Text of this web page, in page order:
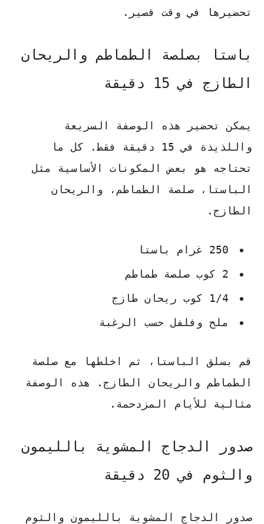
تحضيرها في وقت قصير.
باستا بصلصة الطماطم والريحان
الطازج في 15 دقيقة
يمكن تحضير هذه الوصفة السريعة
واللذيذة في 15 دقيقة فقط. كل ما
تحتاجه هو بعض المكونات الأساسية مثل
الباستا، صلصة الطماطم، والريحان
الطازج.
250 غرام باستا
2 كوب صلصة طماطم
1/4 كوب ريحان طازج
ملح وفلفل حسب الرغبة
قم بسلق الباستا، ثم اخلطها مع صلصة
الطماطم والريحان الطازج. هذه الوصفة
مثالية للأيام المزدحمة .
صدور الدجاج المشوية بالليمون
والثوم في 20 دقيقة
صدور الدجاج المشوية بالليمون والثوم